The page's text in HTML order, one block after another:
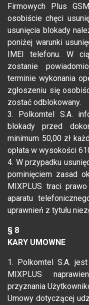
Firmowych Plus
osobiście chęci
usunięcia blokady
poniżej warunki
IMEI telefonu. W
zostanie
terminie wykonania
zgłoszeniu się
zostać odblokowany.
3. Polkomtel S.A.
blokady przed
minimum 50,00 zł
opłata w wysokości
4. W przypadku
pominięciem zasad
MIXPLUS traci
aparatu
uprawnień z tytułu
§ 8
KARY UMOWNE
1. Polkomtel S.A.
MIXPLUS
przyznania
Umowy dotyczącej